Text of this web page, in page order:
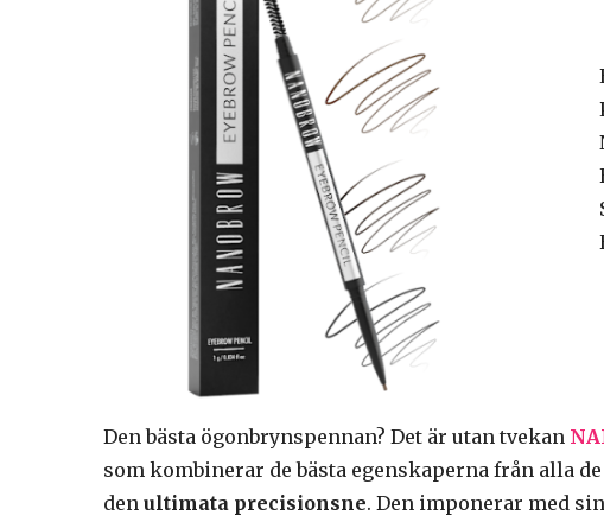
Den bästa ögonbrynspennan? Det är utan tvekan
som kombinerar de bästa egenskaperna från alla
den ultimata precisionsne. Den imponerar med